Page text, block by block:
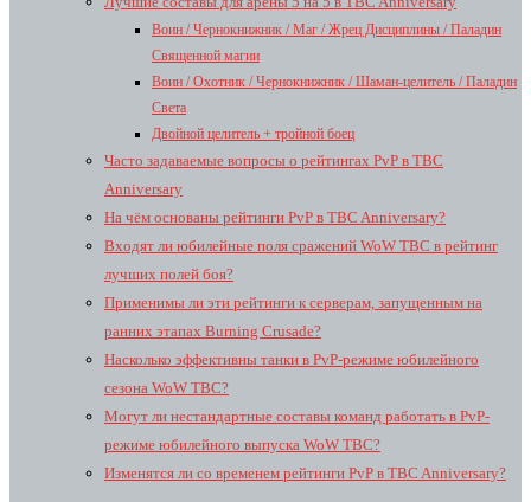
Воин / Чернокнижник / Маг / Жрец Дисциплины / Паладин
Священной магии
Воин / Охотник / Чернокнижник / Шаман-целитель / Паладин
Света
Двойной целитель + тройной боец
Часто задаваемые вопросы о рейтингах PvP в TBC
Anniversary
На чём основаны рейтинги PvP в TBC Anniversary?
Входят ли юбилейные поля сражений WoW TBC в рейтинг
лучших полей боя?
Применимы ли эти рейтинги к серверам, запущенным на
ранних этапах Burning Crusade?
Насколько эффективны танки в PvP-режиме юбилейного
сезона WoW TBC?
Могут ли нестандартные составы команд работать в PvP-
режиме юбилейного выпуска WoW TBC?
Изменятся ли со временем рейтинги PvP в TBC Anniversary?